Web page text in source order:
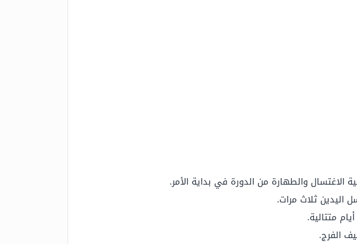
الاغتسال والطهارة من الدورة في بداية الأمر.
اليدين ثلاث مرات.
متتالية.
الفرج.